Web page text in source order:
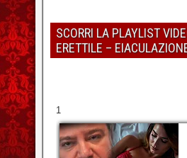
SCORRI LA PLAYLIST
ERETTILE –
1